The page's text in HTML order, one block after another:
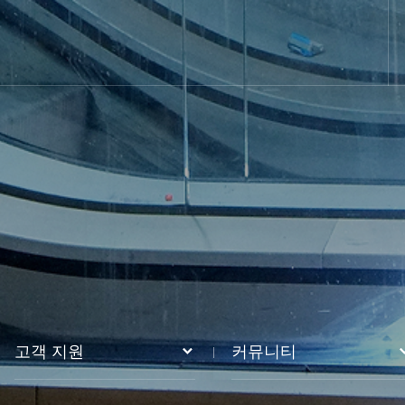
고객 지원 커뮤니티